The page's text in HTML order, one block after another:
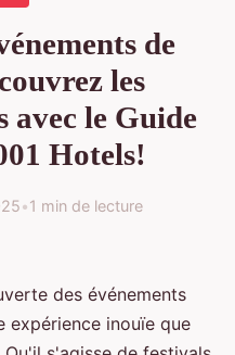
de
les
avec le Guide
Hotels!
•1 min de lecture
des événements
expérience inouïe que